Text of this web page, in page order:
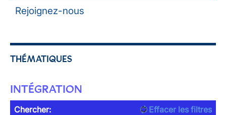
Rejoignez-nous
THÉMATIQUES
INTÉGRATION
Chercher:
Effacer les filtres